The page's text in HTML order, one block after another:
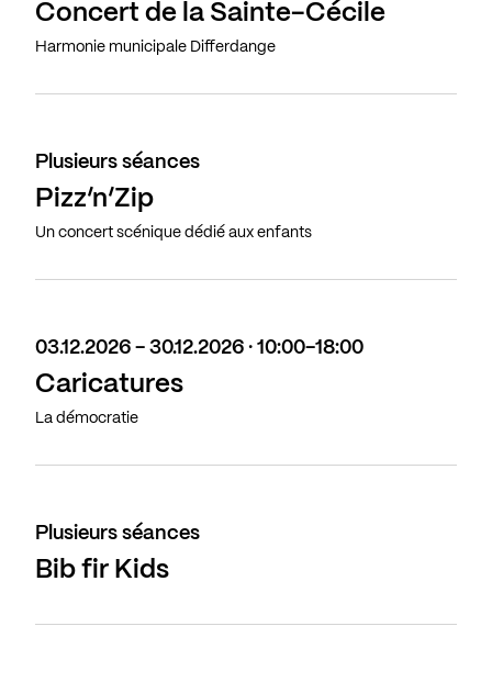
Concert de la Sainte-Cécile
Harmonie municipale Differdange
Plusieurs séances
Pizz’n’Zip
Un concert scénique dédié aux enfants
03.12.2026 - 30.12.2026 · 10:00-18:00
Caricatures
La démocratie
Plusieurs séances
Bib fir Kids